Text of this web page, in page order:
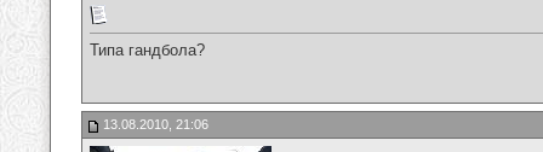
Типа гандбола?
13.08.2010, 21:06